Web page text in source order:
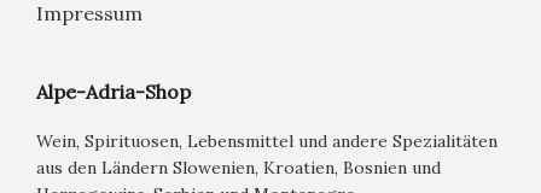
Impressum
Alpe-Adria-Shop
Wein, Spirituosen, Lebensmittel und andere Spezialitäten
aus den Ländern Slowenien, Kroatien, Bosnien und